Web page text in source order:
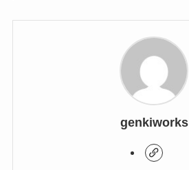
genkiworks